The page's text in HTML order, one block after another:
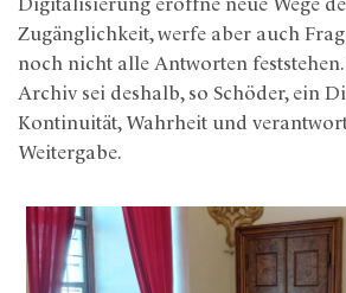
Digitalisierung eröffne neue Wege
Zugänglichkeit, werfe aber auch
noch nicht alle Antworten
Archiv sei deshalb, so Schöder, ein
Kontinuität, Wahrheit und
Weitergabe.